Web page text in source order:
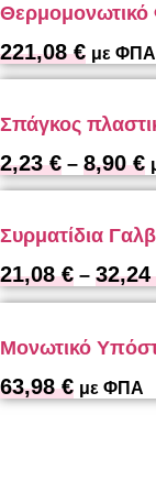
221,08€ με ΦΠΑ
Σπάγκος
2,23€ – 8,90€
Συρματίδια
21,08€ – 32,24
Μονωτικό
63,98€ με ΦΠΑ